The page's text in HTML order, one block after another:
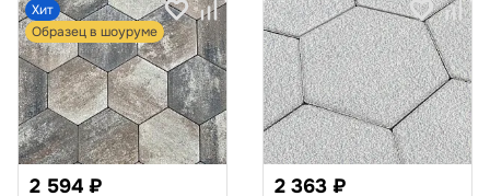
Хит
Образец в шоуруме
2 594 ₽ 2 363 ₽